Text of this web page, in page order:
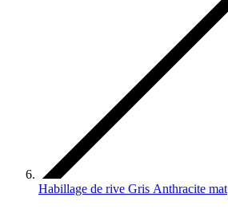
Habillage de rive Gris Anthracite mat